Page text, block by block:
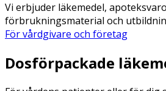
Vi erbjuder läkemedel,
förbrukningsmaterial och
För vårdgivare och företag
Dosförpackade